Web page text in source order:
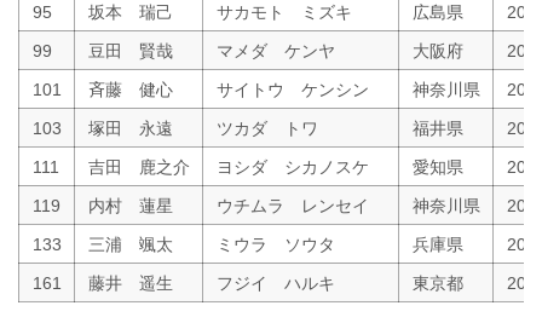
95
坂本 瑞己 サカモト ミズキ 広島県
99
豆田 賢哉 マメダ ケンヤ 大阪府
101
斉藤 健心 サイトウ ケンシン 神奈川県
103
塚田 永遠 ツカダ トワ 福井県
111
吉田 鹿之介 ヨシダ シカノスケ 愛知県
119
内村 蓮星 ウチムラ レンセイ 神奈川県
133
三浦 颯太 ミウラ ソウタ 兵庫県
161
藤井 遥生 フジイ ハルキ 東京都